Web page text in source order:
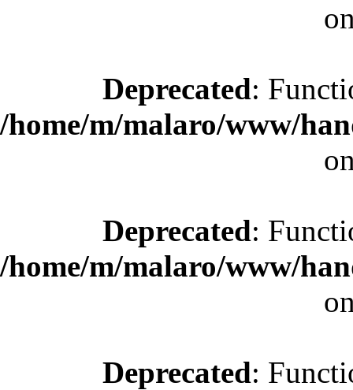
Deprecated:
/home/m/malaro/www/
Deprecated:
/home/m/malaro/www/
Deprecated: